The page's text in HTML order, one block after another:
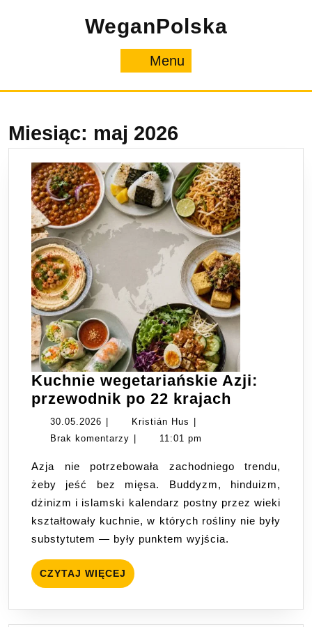
WeganPolska
Menu
Miesiąc: maj 2026
Kuchnie wegetariańskie Azji:
przewodnik po 22 krajach
po
22
krajach
30.05.2026 30.05.2026Kristián Hus Kristián
Hus
Brak komentarzy
11:01 pm
Azja nie potrzebowała zachodniego trendu,
żeby jeść bez mięsa. Buddyzm, hinduizm,
dżinizm i islamski kalendarz postny przez wieki
kształtowały kuchnie, w których rośliny nie były
substytutem — były punktem wyjścia.
CZYTAJ WIĘCEJ CZYTAJ
WIĘCEJ